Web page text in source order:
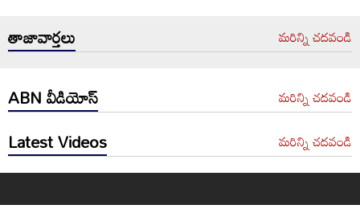
తాజావార్తలు మరిన్ని చదవండి
ABN వీడియోస్ మరిన్ని చదవండి
Latest Videos మరిన్ని చదవండి